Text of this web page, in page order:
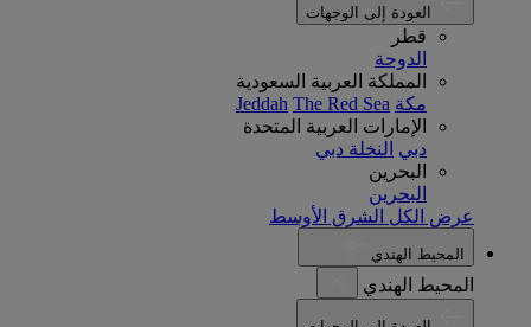
قطر
الدوحة
المملكة العربية السعودية
مكة
Jeddah The Red Sea
الإمارات العربية المتحدة
دبي النخلة دبي
البحرين
البحرين
عرض الكل الشرق الأوسط
المحيط الهندي
المحيط الهندي